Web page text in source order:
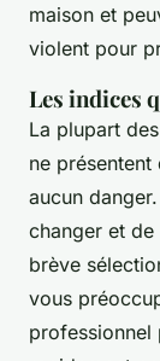
maison et
violent pour
Les indices
La plupart
ne
aucun
changer et
brève
vous
professionnel